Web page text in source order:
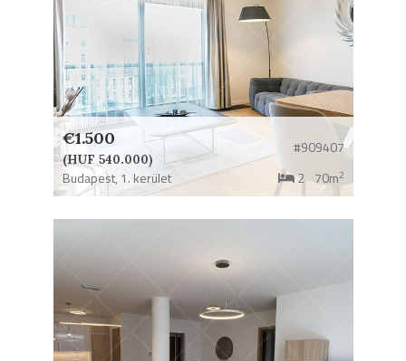
€1.500
(HUF 540.000)
#909407
Budapest, 1. kerület 2 70m2